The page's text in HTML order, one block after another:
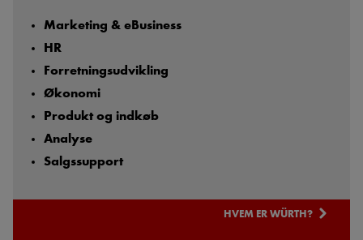
Marketing & eBusiness
HR
Forretningsudvikling
Økonomi
Produkt og indkøb
Analyse
Salgssupport
HVEM ER WÜRTH?